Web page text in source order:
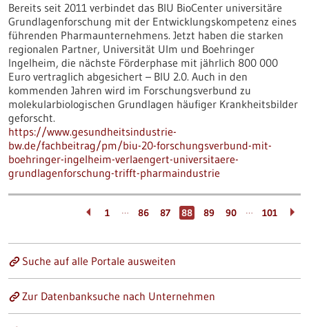
Bereits seit 2011 verbindet das BIU BioCenter universitäre
Grundlagenforschung mit der Entwicklungskompetenz eines
führenden Pharmaunternehmens. Jetzt haben die starken
regionalen Partner, Universität Ulm und Boehringer
Ingelheim, die nächste Förderphase mit jährlich 800 000
Euro vertraglich abgesichert – BIU 2.0. Auch in den
kommenden Jahren wird im Forschungsverbund zu
molekularbiologischen Grundlagen häufiger Krankheitsbilder
geforscht.
https://www.gesundheitsindustrie-
bw.de/fachbeitrag/pm/biu-20-forschungsverbund-mit-
boehringer-ingelheim-verlaengert-universitaere-
grundlagenforschung-trifft-pharmaindustrie
1 … 86 87 88 89 90 … 101
Suche auf alle Portale ausweiten
Zur Datenbanksuche nach Unternehmen